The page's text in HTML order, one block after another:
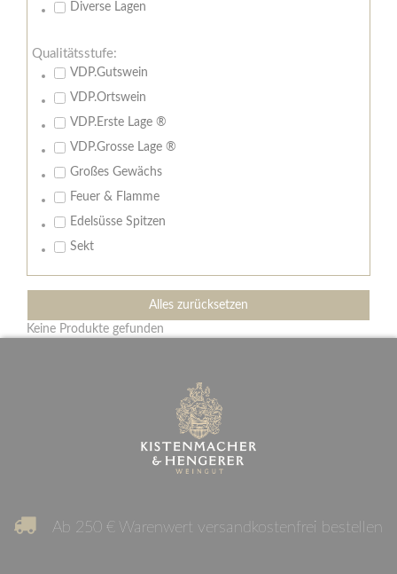
Diverse Lagen
Qualitätsstufe:
VDP.Gutswein
VDP.Ortswein
VDP.Erste Lage ®
VDP.Grosse Lage ®
Großes Gewächs
Feuer & Flamme
Edelsüsse Spitzen
Sekt
Alles zurücksetzen
Keine Produkte gefunden
Ab 250 € Warenwert versandkostenfrei bestellen